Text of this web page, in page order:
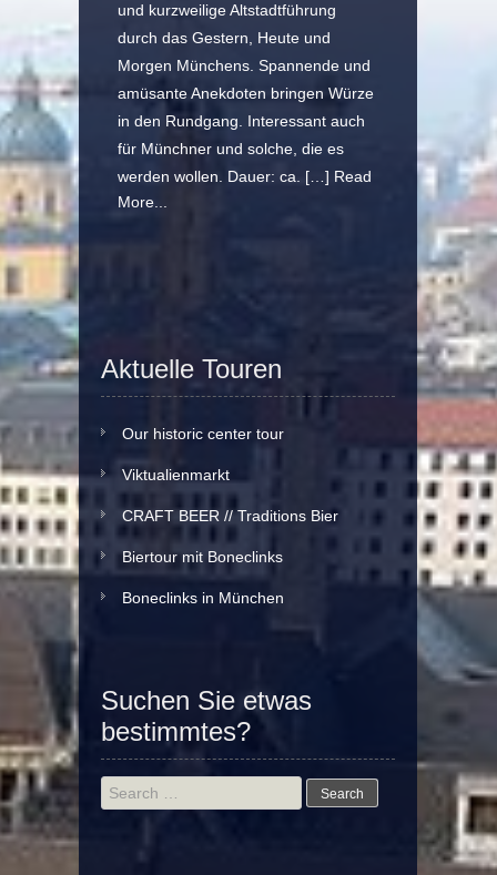
und kurzweilige Altstadtführung
durch das Gestern, Heute und
Morgen Münchens. Spannende und
amüsante Anekdoten bringen Würze
in den Rundgang. Interessant auch
für Münchner und solche, die es
werden wollen. Dauer: ca. […] Read
More...
Aktuelle Touren
Our historic center tour
Viktualienmarkt
CRAFT BEER // Traditions Bier
Biertour mit Boneclinks
Boneclinks in München
Suchen Sie etwas
bestimmtes?
Search
for: